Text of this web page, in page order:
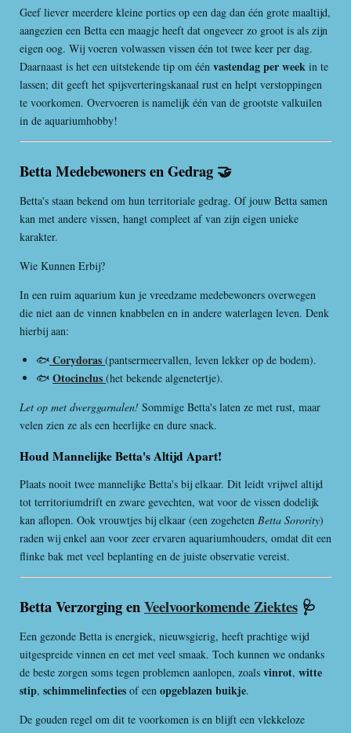
Geef liever meerdere kleine porties op een dag dan één grote maaltijd,
aangezien een Betta een maagje heeft dat ongeveer zo groot is als zijn
eigen oog. Wij voeren volwassen vissen één tot twee keer per dag.
Daarnaast is het een uitstekende tip om één vastendag per week in te
lassen; dit geeft het spijsverteringskanaal rust en helpt verstoppingen
te voorkomen. Overvoeren is namelijk één van de grootste valkuilen
in de aquariumhobby!
Betta Medebewoners en Gedrag 🤝
Betta's staan bekend om hun territoriale gedrag. Of jouw Betta samen
kan met andere vissen, hangt compleet af van zijn eigen unieke
karakter.
Wie Kunnen Erbij?
In een ruim aquarium kun je vreedzame medebewoners overwegen
die niet aan de vinnen knabbelen en in andere waterlagen leven. Denk
hierbij aan:
🐟 Corydoras (pantsermeervallen, leven lekker op de bodem).
🐟 Otocinclus (het bekende algenetertje).
Let op met dwerggarnalen! Sommige Betta's laten ze met rust, maar
velen zien ze als een heerlijke en dure snack.
Houd Mannelijke Betta's Altijd Apart!
Plaats nooit twee mannelijke Betta's bij elkaar. Dit leidt vrijwel altijd
tot territoriumdrift en zware gevechten, wat voor de vissen dodelijk
kan aflopen. Ook vrouwtjes bij elkaar (een zogeheten Betta Sorority)
raden wij enkel aan voor zeer ervaren aquariumhouders, omdat dit een
flinke bak met veel beplanting en de juiste observatie vereist.
Betta Verzorging enVeelvoorkomende Ziektes 🩺
Een gezonde Betta is energiek, nieuwsgierig, heeft prachtige wijd
uitgespreide vinnen en eet met veel smaak. Toch kunnen we ondanks
de beste zorgen soms tegen problemen aanlopen, zoals vinrot, witte
stip, schimmelinfecties of een opgeblazen buikje.
De gouden regel om dit te voorkomen is en blijft een vlekkeloze